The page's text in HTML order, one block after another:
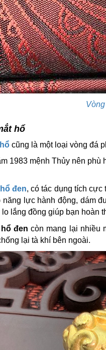
hổ
cũng là một loại vòng đá
1983 mệnh Thủy nên phù
đen, có tác dụng tích
năng lực hành động, dám
lắng đồng giúp bạn hoàn
đen còn mang lại nhiều
lại tà khí bên ngoài.